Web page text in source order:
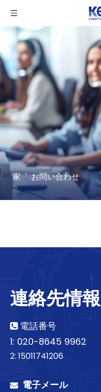
家 ' お問い合わせ
連絡先情報
電話番号
1: 020-8645 9962
2: 15011741206
 電子メール